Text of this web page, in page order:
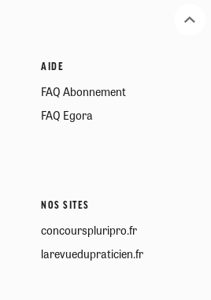
AIDE
FAQ Abonnement
FAQ Egora
NOS SITES
concourspluripro.fr
larevuedupraticien.fr